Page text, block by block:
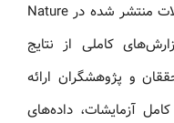
این نوع مقاله‌ها، اصلی‌ترین نوع مقالات منتشر شده در Nature
کاملی از نتایج
و پژوهشگران ارائه
آزمایشات، داده‌های